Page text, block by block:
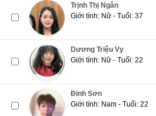
Trịnh Thị Ngân
Giới tính: Nữ - Tuổi: 37
Dương Triệu Vy
Giới tính: Nữ - Tuổi: 22
Đinh Sơn
Giới tính: Nam - Tuổi: 22